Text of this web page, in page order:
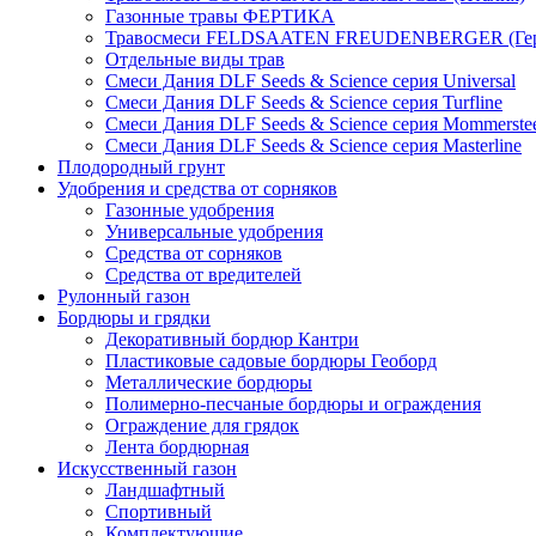
Газонные травы ФЕРТИКА
Травосмеси FELDSAATEN FREUDENBERGER
Отдельные виды трав
Смеси Дания DLF Seeds & Sciеnce серия Universal
Смеси Дания DLF Seeds & Sciеnce серия Turfline
Смеси Дания DLF Seeds & Sciеnce серия
Смеси Дания DLF Seeds & Sciеnce серия Masterline
Плодородный грунт
Удобрения и средства от сорняков
Газонные удобрения
Универсальные удобрения
Средства от сорняков
Средства от вредителей
Рулонный газон
Бордюры и грядки
Декоративный бордюр Кантри
Пластиковые садовые бордюры Геоборд
Металлические бордюры
Полимерно-песчаные бордюры и ограждения
Ограждение для грядок
Лента бордюрная
Искусственный газон
Ландшафтный
Спортивный